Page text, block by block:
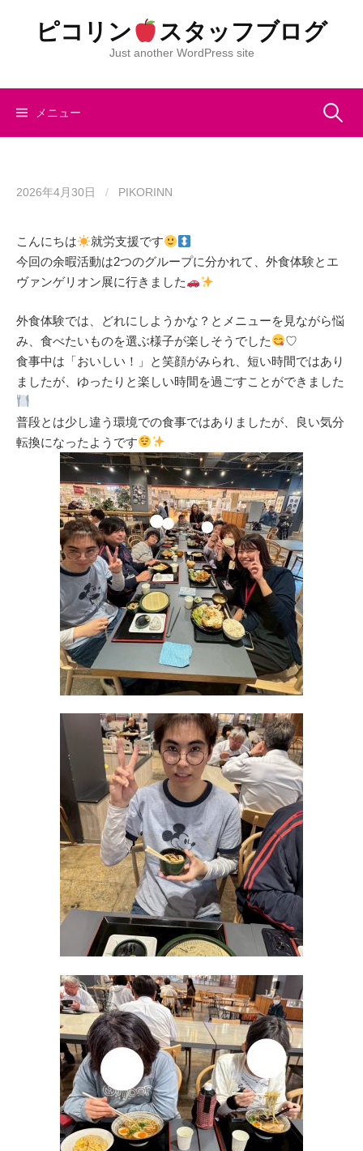
ツ
ピコリン スタッフブログ
Just another WordPress site
メニュー 検
2026年4月30日 / PIKORINN
こんにちは
就労支援です
今回の余暇活動は2つのグループに分かれて、外食体験とエ
ヴァンゲリオン展に行きました
外食体験では、どれにしようかな？とメニューを見ながら悩
み、食べたいものを選ぶ様子が楽しそうでした
♡
食事中は「おいしい！」と笑顔がみられ、短い時間ではあり
ましたが、ゆったりと楽しい時間を過ごすことができました
普段とは少し違う環境での食事ではありましたが、良い気分
転換になったようです